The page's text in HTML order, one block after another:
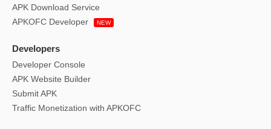
APK Download Service
APKOFC Developer
NEW
Developers
Developer Console
APK Website Builder
Submit APK
Traffic Monetization with APKOFC